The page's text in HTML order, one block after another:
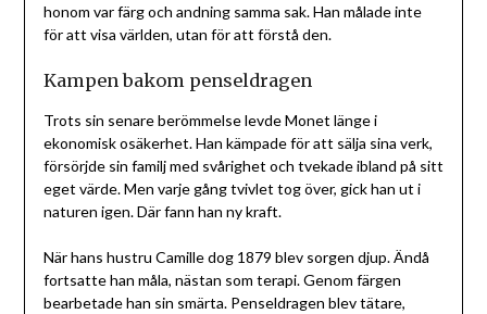
honom var färg och andning samma sak. Han målade inte
för att visa världen, utan för att förstå den.
Kampen bakom penseldragen
Trots sin senare berömmelse levde Monet länge i
ekonomisk osäkerhet. Han kämpade för att sälja sina verk,
försörjde sin familj med svårighet och tvekade ibland på sitt
eget värde. Men varje gång tvivlet tog över, gick han ut i
naturen igen. Där fann han ny kraft.
När hans hustru Camille dog 1879 blev sorgen djup. Ändå
fortsatte han måla, nästan som terapi. Genom färgen
bearbetade han sin smärta. Penseldragen blev tätare,